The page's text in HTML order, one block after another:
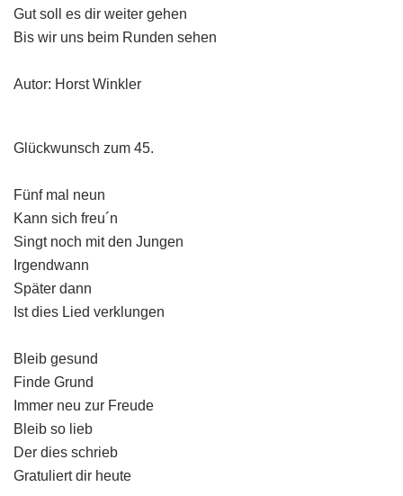
Gut soll es dir weiter gehen
Bis wir uns beim Runden sehen
Autor: Horst Winkler
Glückwunsch zum 45.
Fünf mal neun
Kann sich freu´n
Singt noch mit den Jungen
Irgendwann
Später dann
Ist dies Lied verklungen
Bleib gesund
Finde Grund
Immer neu zur Freude
Bleib so lieb
Der dies schrieb
Gratuliert dir heute